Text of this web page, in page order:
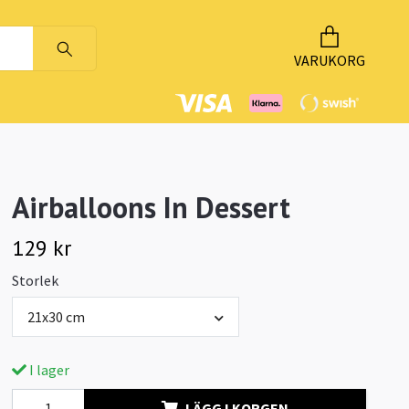
VARUKORG
Airballoons In Dessert
129 kr
Storlek
21x30 cm
I lager